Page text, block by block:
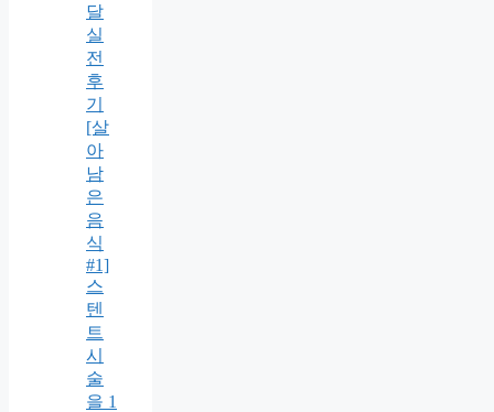
달
실
전
후
기
[살
아
남
은
음
식
#1]
스
텐
트
시
술
을 1